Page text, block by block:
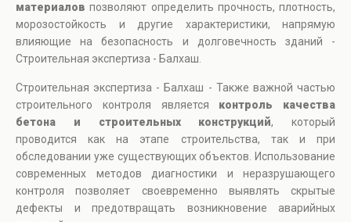
материалов позволяют определить прочность, плотность,
морозостойкость и другие характеристики, напрямую
влияющие на безопасность и долговечность зданий -
Строительная экспертиза - Балхаш.
Строительная экспертиза - Балхаш - Также важной частью
строительного контроля является контроль качества
бетона и строительных конструкций, который
проводится как на этапе строительства, так и при
обследовании уже существующих объектов. Использование
современных методов диагностики и неразрушающего
контроля позволяет своевременно выявлять скрытые
дефекты и предотвращать возникновение аварийных